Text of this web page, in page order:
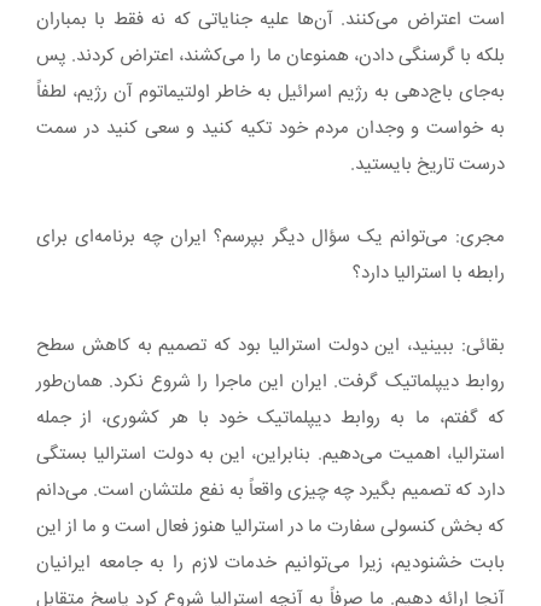
است اعتراض می‌کنند. آن‌ها علیه جنایاتی که نه فقط با بمباران
بلکه با گرسنگی دادن، همنوعان ما را می‌کشند، اعتراض کردند. پس
به‌جای باج‌دهی به رژیم اسرائیل به خاطر اولتیماتوم آن رژیم، لطفاً
به خواست و وجدان مردم خود تکیه کنید و سعی کنید در سمت
درست تاریخ بایستید.
مجری: می‌توانم یک سؤال دیگر بپرسم؟ ایران چه برنامه‌ای برای
رابطه با استرالیا دارد؟
بقائی: ببینید، این دولت استرالیا بود که تصمیم به کاهش سطح
روابط دیپلماتیک گرفت. ایران این ماجرا را شروع نکرد. همان‌طور
که گفتم، ما به روابط دیپلماتیک خود با هر کشوری، از جمله
استرالیا، اهمیت می‌دهیم. بنابراین، این به دولت استرالیا بستگی
دارد که تصمیم بگیرد چه چیزی واقعاً به نفع ملتشان است. می‌دانم
که بخش کنسولی سفارت ما در استرالیا هنوز فعال است و ما از این
بابت خشنودیم، زیرا می‌توانیم خدمات لازم را به جامعه ایرانیان
آنجا ارائه دهیم. ما صرفاً به آنچه استرالیا شروع کرد پاسخ متقابل